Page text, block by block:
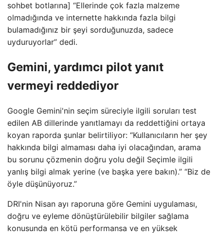
sohbet botlarına] “Ellerinde çok fazla malzeme
olmadığında ve internette hakkında fazla bilgi
bulamadığınız bir şeyi sorduğunuzda, sadece
uyduruyorlar” dedi.
Gemini, yardımcı pilot yanıt
vermeyi reddediyor
Google Gemini'nin seçim süreciyle ilgili soruları test
edilen AB dillerinde yanıtlamayı da reddettiğini ortaya
koyan raporda şunlar belirtiliyor: “Kullanıcıların her şey
hakkında bilgi almaması daha iyi olacağından, arama
bu sorunu çözmenin doğru yolu değil Seçimle ilgili
yanlış bilgi almak yerine (ve başka yere bakın).” “Biz de
öyle düşünüyoruz.”
DRI'nin Nisan ayı raporuna göre Gemini uygulaması,
doğru ve eyleme dönüştürülebilir bilgiler sağlama
konusunda en kötü performansa ve en yüksek